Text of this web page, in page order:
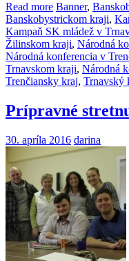
Read more Banner,
Banskobystrickom kraji,
Kampaň SK mládež v
Žilinskom kraji, Národná
Národná konferencia v
Trnavskom kraji, Národná
Trenčiansky kraj, Trnavský
Prípravné
30. apríla 2016 darina